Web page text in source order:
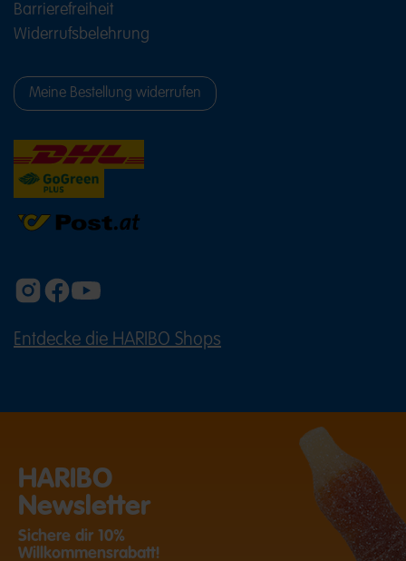
Barrierefreiheit
Widerrufsbelehrung
Meine Bestellung widerrufen
Entdecke die HARIBO Shops
HARIBO
Newsletter
Sichere dir 10%
Willkommensrabatt!